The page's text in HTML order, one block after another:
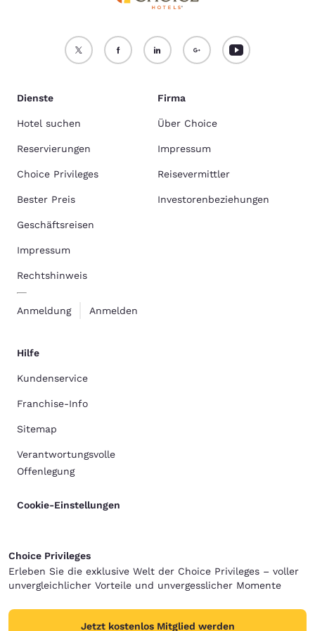
Dienste
Hotel suchen
Reservierungen
Choice Privileges
Bester Preis
Geschäftsreisen
Impressum
Rechtshinweis
Anmeldung Anmelden
Firma
Über Choice
Impressum
Reisevermittler
Investorenbeziehungen
Hilfe
Kundenservice
Franchise-Info
Sitemap
Verantwortungsvolle
Offenlegung
Cookie-Einstellungen
Choice Privileges
Erleben Sie die exklusive Welt der Choice Privileges – voller
unvergleichlicher Vorteile und unvergesslicher Momente
Jetzt kostenlos Mitglied werden